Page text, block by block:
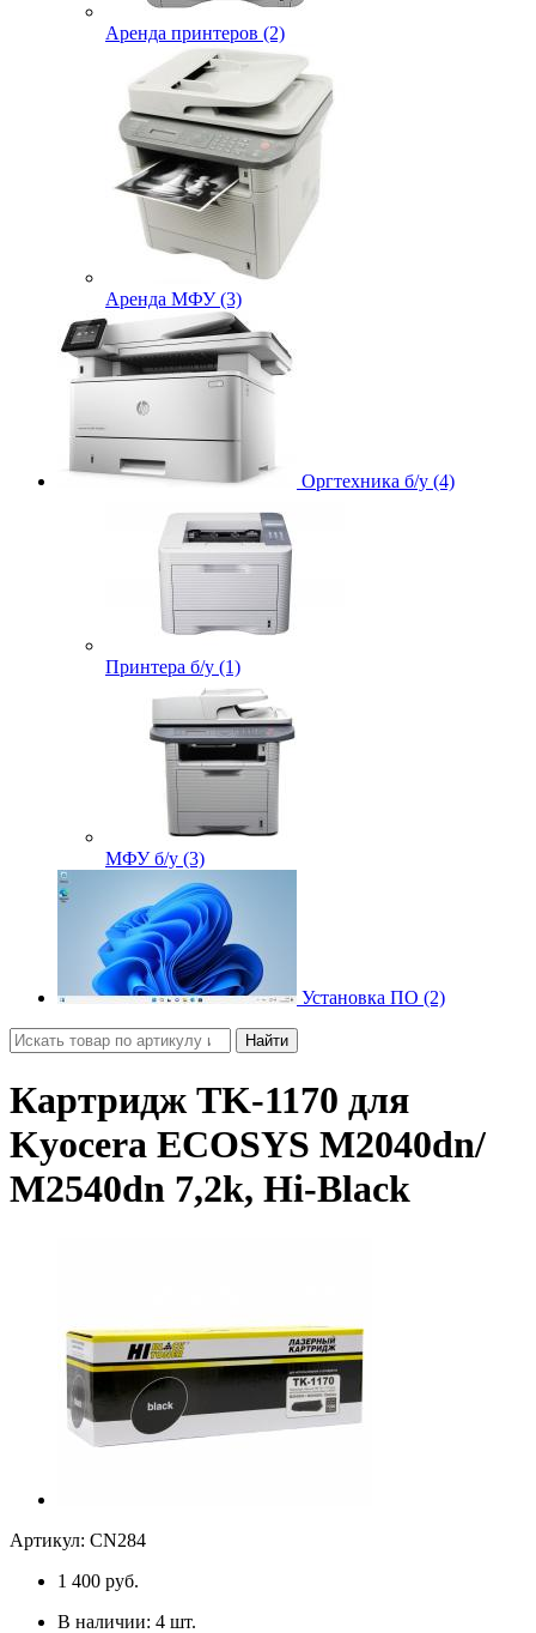
Аренда принтеров (2)
Аренда МФУ (3)
Оргтехника б/у (4)
Принтера б/у (1)
МФУ б/у (3)
Установка ПО (2)
Найти
Картридж TK-1170 для
Kyocera ECOSYS M2040dn/
M2540dn 7,2k, Hi-Black
Артикул: CN284
1 400 руб.
В наличии: 4 шт.